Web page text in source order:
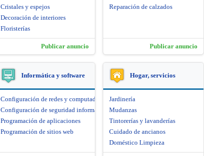
Cristales y espejos
Decoración de interiores
Floristerías
Publicar anuncio
Reparación de calzados
Publicar anuncio
Informática y software
Configuración de redes y computadoras
Configuración de seguridad informática
Programación de aplicaciones
Programación de sitios web
Hogar, servicios
Jardinería
Mudanzas
Tintorerías y lavanderías
Cuidado de ancianos
Doméstico Limpieza